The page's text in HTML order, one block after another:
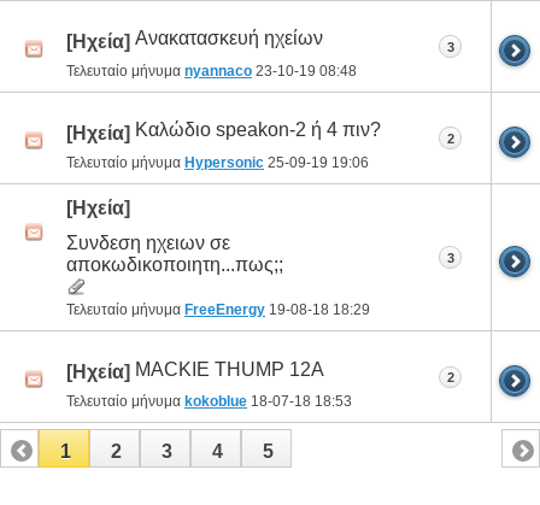
[Ηχεία] Ανακατασκευή ηχείων
Τελευταίο μήνυμα nyannaco 23-10-19 08:48
3
[Ηχεία] Καλώδιο speakon-2 ή 4 πιν?
Τελευταίο μήνυμα Hypersonic 25-09-19 19:06
2
[Ηχεία]
Συνδεση ηχειων σε
αποκωδικοποιητη...πως;;
Τελευταίο μήνυμα FreeEnergy 19-08-18 18:29
3
[Ηχεία] MACKIE THUMP 12A
Τελευταίο μήνυμα kokoblue 18-07-18 18:53
2
1 2 3 4 5